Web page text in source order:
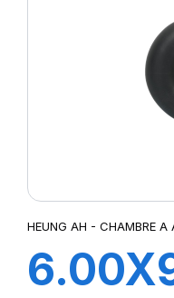
HEUNG AH - CHAMBRE A